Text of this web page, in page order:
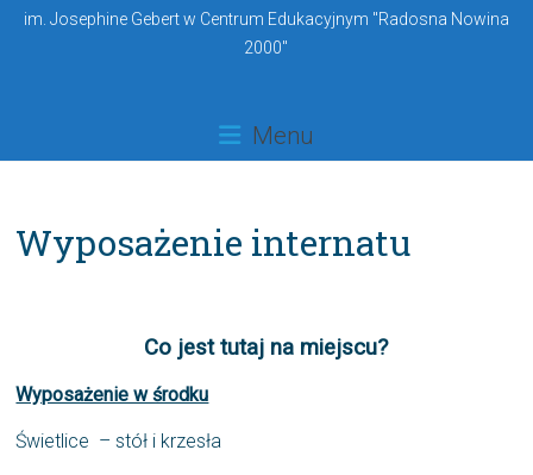
im. Josephine Gebert w Centrum Edukacyjnym "Radosna Nowina
2000"
Menu
Wyposażenie internatu
Co jest tutaj na miejscu?
Wyposażenie w środku
Świetlice – stół i krzesła